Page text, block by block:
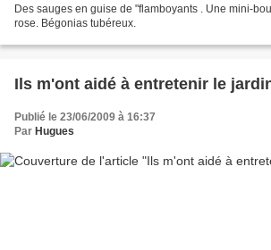
Des sauges en guise de "flamboyants . Une mini-
rose. Bégonias tubéreux.
Ils m'ont aidé à entretenir le
Publié le 23/06/2009 à 16:37
Par Hugues